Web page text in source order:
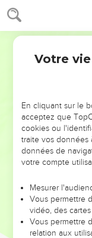
1 Pierre
le croyant au milieu
L’espérance du
25), et la certitude
(2.13-17) doivent
s’il est injuste
prochain, même
Dans cette
Injurié, il ne
souffrir, il ne
Cette lettre garde
d’aujourd’hui :
la question de son
Votre
En cliquant sur le
acceptez que
cookies ou
traite vos données
données de
votre compte
Mesurer
Vous permettre
vidéo, des
Vous permettre
relation aux